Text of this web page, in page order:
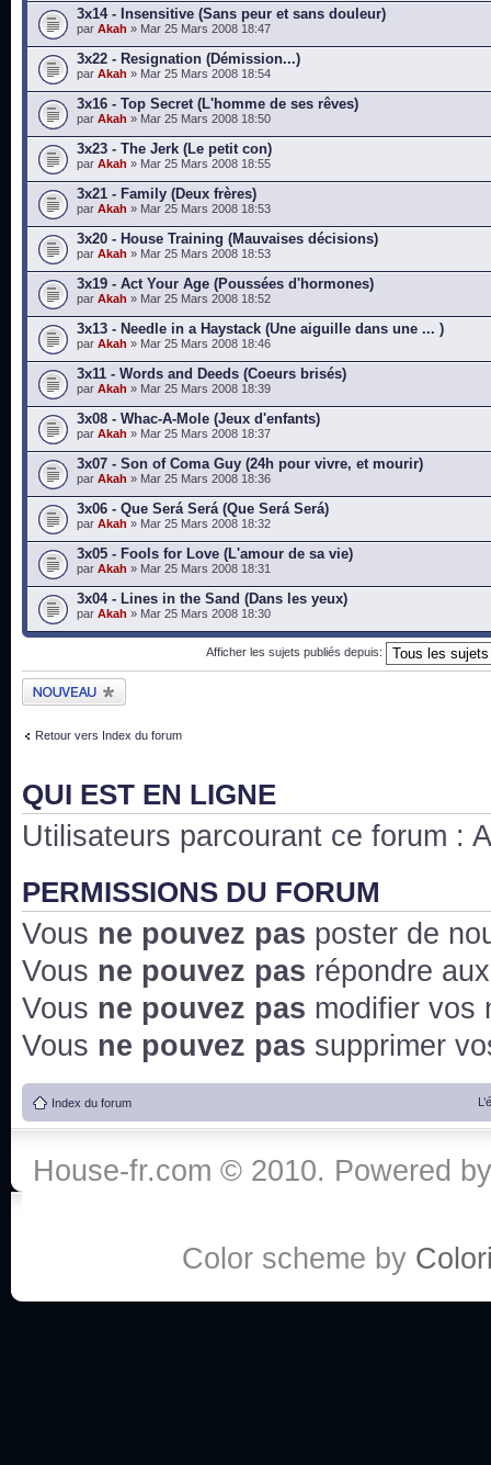
3x14 - Insensitive (Sans peur et sans douleur)
par Akah » Mar 25 Mars 2008 18:47
3x22 - Resignation (Démission...)
par Akah » Mar 25 Mars 2008 18:54
3x16 - Top Secret (L'homme de ses rêves)
par Akah » Mar 25 Mars 2008 18:50
3x23 - The Jerk (Le petit con)
par Akah » Mar 25 Mars 2008 18:55
3x21 - Family (Deux frères)
par Akah » Mar 25 Mars 2008 18:53
3x20 - House Training (Mauvaises décisions)
par Akah » Mar 25 Mars 2008 18:53
3x19 - Act Your Age (Poussées d'hormones)
par Akah » Mar 25 Mars 2008 18:52
3x13 - Needle in a Haystack (Une aiguille dans une ... )
par Akah » Mar 25 Mars 2008 18:46
3x11 - Words and Deeds (Coeurs brisés)
par Akah » Mar 25 Mars 2008 18:39
3x08 - Whac-A-Mole (Jeux d'enfants)
par Akah » Mar 25 Mars 2008 18:37
3x07 - Son of Coma Guy (24h pour vivre, et mourir)
par Akah » Mar 25 Mars 2008 18:36
3x06 - Que Será Será (Que Será Será)
par Akah » Mar 25 Mars 2008 18:32
3x05 - Fools for Love (L'amour de sa vie)
par Akah » Mar 25 Mars 2008 18:31
3x04 - Lines in the Sand (Dans les yeux)
par Akah » Mar 25 Mars 2008 18:30
Afficher les sujets publiés depuis:
Publier un nouveau
sujet
Retour vers Index du forum
QUI EST EN LIGNE
Utilisateurs parcourant ce forum :
PERMISSIONS DU FORUM
Vous ne pouvez pas poster de
Vous ne pouvez pas répondre
Vous ne pouvez pas modifier vos
Vous ne pouvez pas supprimer
Index du forum
House-fr.com © 2010. Powered
Color scheme by